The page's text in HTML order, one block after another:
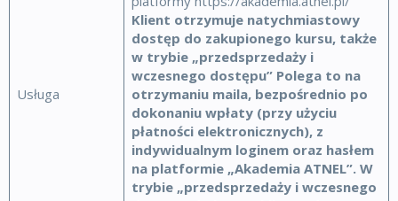
Usługa
Klient otrzymuje natychmiastowy
dostęp do zakupionego kursu, także
w trybie „przedsprzedaży i
wczesnego dostępu” Polega to na
otrzymaniu maila, bezpośrednio po
dokonaniu wpłaty (przy użyciu
płatności elektronicznych), z
indywidualnym loginem oraz hasłem
na platformie „Akademia ATNEL”. W
trybie „przedsprzedaży i wczesnego